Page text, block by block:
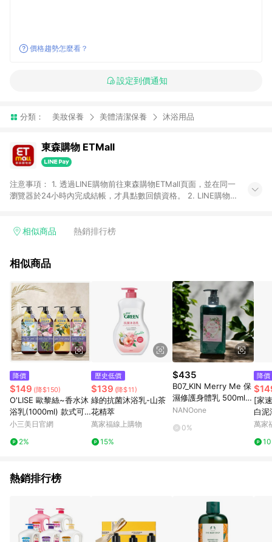
價格趨勢怎麼看？
設定到價通知
分類： 美妝保養 美體清潔保養 沐浴用品
東森購物 ETMall
注意事項： 1. 透過LINE購物前往東森購物ETMall頁面，並在同一
瀏覽器於24小時內完成結帳，才具點數回饋資格。 2. LINE購物
單，皆不在點數回饋範圍內。 3. 如購買以下類別商品，將無法獲
球嚴選、商城、專案商品、「草莓網」全館商品。 4. 如取消訂
回饋。 5. 點數回饋會扣除所有折扣優惠後之最終發票金額計算，
實際回饋請依LINE購物通知為主。 6. 訂單如有使用東森購物
ETMall站內之折扣優惠(包含但不限於東森幣、樂透金、東森現金
券等)，不具點數回饋資格。詳細請依東森購物ETMall之結帳頁面
顯示為準。 7. LINE購物設有「單一商品最高回饋點數」機制(特
殊活動時開放「回饋無上限」)，以同一訂單中同一商品不論件數
計算，並依訂單成立時間當下LINE購物所設定的回饋機制為準。
8. LINE購物為購物資訊整合性平台，商品資料更新會有時間差，
如顯示之商品規格、顏色、價位、贈品與東森購物ETMall銷售網
頁不符，以銷售網頁標示為準。 9. 若有贈點爭議，請務必於訂單
日期+180天以內至LINE購物客服洽詢；若超過180天(含)以上進
行申訴，恕無法贈點回饋。 10. 部分點數紅包僅限指定商品使
用，或不適用於無回饋商品。各點數紅包之適用商品與使用條件
請依點數紅包頁面規則為準。
相似商品 熱銷排行榜
相似商品
降價
$149 (降$150)
O'LISE 歐黎絲~香水沐
浴乳(1000ml) 款式可
選
小三美日官網
2%
歷史低價
$139 (降$11)
綠的抗菌沐浴乳-山茶
花精萃
萬家福線上購物
15%
$435
B07_KIN Merry Me 保
濕修護身體乳 500ml
【35590】(+1給2罐)
NANOone
0%
降價
[家
白泥
香
萬家
熱銷排行榜